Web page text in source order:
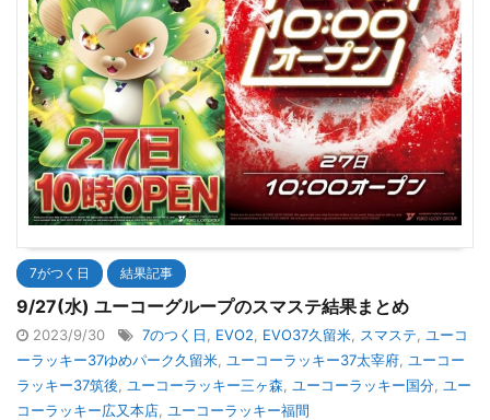
7がつく日 結果記事
9/27(水) ユーコーグループのスマステ結果まとめ
2023/9/30 7のつく日 EVO2 EVO37久留米 スマステ
ユーコ
ーラッキー37ゆめパーク久留米 ユーコーラッキー37太宰府 ユーコー
ラッキー37筑後
ユーコーラッキー三ヶ森 ユーコーラッキー国分 ユー
コーラッキー広又本店 ユーコーラッキー福間